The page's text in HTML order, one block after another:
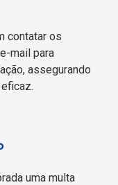
contatar os
mail para
assegurando
uma multa